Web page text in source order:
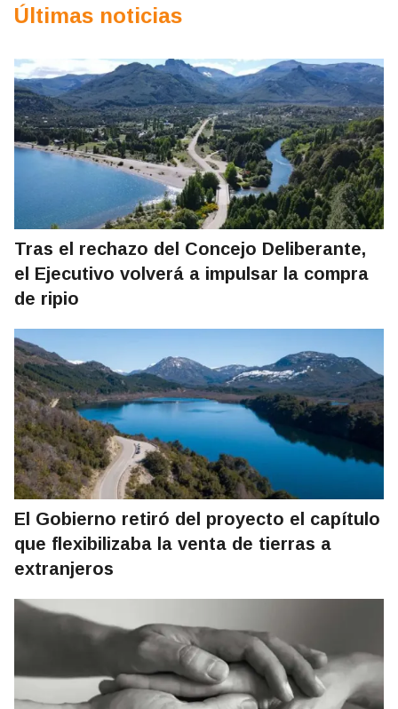
Últimas noticias
Tras el rechazo del Concejo Deliberante,
el Ejecutivo volverá a impulsar la compra
de ripio
El Gobierno retiró del proyecto el capítulo
que flexibilizaba la venta de tierras a
extranjeros